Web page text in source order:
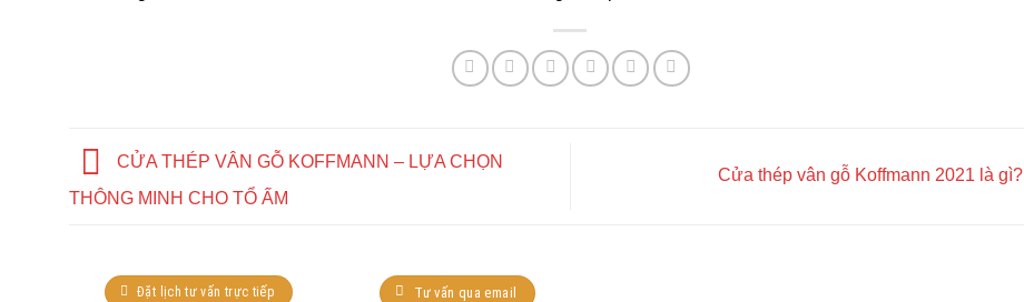
CỬA THÉP VÂN GỖ KOFFMANN – LỰA CHỌN
THÔNG MINH CHO TỔ ẤM
Cửa thép vân gỗ Koffmann 2021 là gì?
Đặt lịch tư vấn trực tiếp Tư vấn qua email